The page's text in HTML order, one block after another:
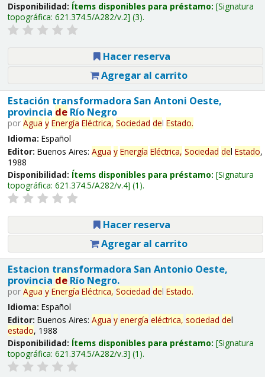
Disponibilidad: Ítems disponibles para préstamo: Signatura
topográfica: 621.374.5/A282/v.2 (3).
Hacer reserva
Agregar al carrito
Estación transformadora San Antoni Oeste,
provincia deRío Negro
por Agua y Energía Eléctrica, Sociedad del Estado.
Idioma: Español
Editor: Buenos Aires: Agua y Energía Eléctrica, Sociedad del Estado,
1988
Disponibilidad: Ítems disponibles para préstamo: Signatura
topográfica: 621.374.5/A282/v.4 (1).
Hacer reserva
Agregar al carrito
Estacion transformadora San Antonio Oeste,
provincia deRío Negro.
por Agua y Energía Eléctrica, Sociedad del Estado.
Idioma: Español
Editor: Buenos Aires: Agua y energía eléctrica, sociedad del
estado, 1988
Disponibilidad: Ítems disponibles para préstamo: Signatura
topográfica: 621.374.5/A282/v.3 (1).